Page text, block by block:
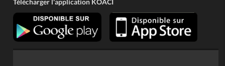
Télécharger l'application KOACI